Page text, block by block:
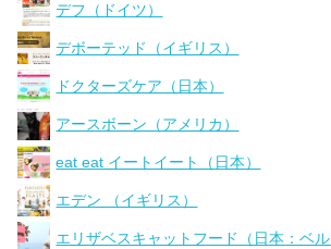
デフ（ドイツ）
デボーテッド（イギリス）
ドクターズケア（日本）
アースボーン（アメリカ）
eat eat イートイート（日本）
エデン （イギリス）
エリザベスキャットフード（日本：ベル